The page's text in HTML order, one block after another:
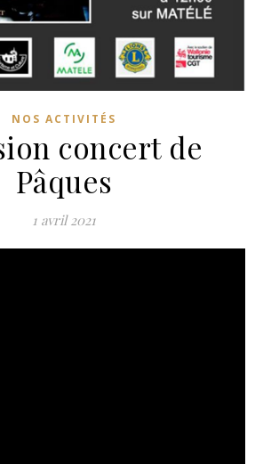
NOS ACTIVITÉS
concert de
Pâques
1 avril 2021